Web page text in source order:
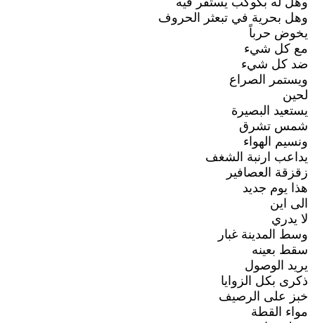
وهل بحرية في تبعثر الحروف
يخوض حرباً
مع كل شيء
ضد كل شيء
ويستمر الصراع
لحين
يستعيد البصيرة
شمس تشرق
ونسيم الهواء
يداعب ارنبة الشغف
زقزقة العصافير
هذا يوم جديد
الى اين
لا يدري
وسط المدينة غبار
سقط بعينه
يريد الوصول
ذكرى بكل الزوايا
خبز على الرصيف
مواء القطة